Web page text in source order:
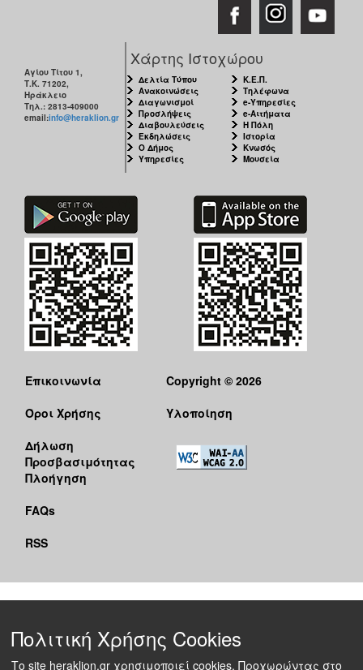
Αγίου Τίτου 1,
Τ.Κ. 71202,
Ηράκλειο
Τηλ.: 2813-409000
email:info@heraklion.gr
Χάρτης Ιστοχώρου
Δελτία Τύπου
Ανακοινώσεις
Διαγωνισμοί
Προσλήψεις
Διαβουλεύσεις
Εκδηλώσεις
Ο Δήμος
Υπηρεσίες
Κ.Ε.Π.
Τηλέφωνα
e-Υπηρεσίες
e-Αιτήματα
Η Πόλη
Ιστορία
Κνωσός
Μουσεία
Επικοινωνία
Όροι Χρήσης
Δήλωση
Προσβασιμότητας
Πλοήγηση
FAQs
RSS
Copyright © 2026
Υλοποίηση
Πολιτική Χρήσης Cookies
Το site heraklion.gr χρησιμοποιεί cookies. Προχωρώντας στο